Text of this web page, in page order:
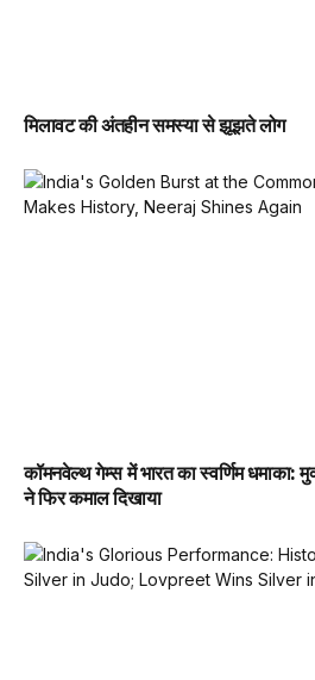
मिलावट की अंतहीन समस्या से झूझते लोग
कॉमनवेल्थ गेम्स में भारत का स्वर्णिम धमाका:
ने फिर कमाल दिखाया